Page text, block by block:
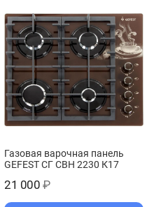
Газовая варочная панель
GEFEST СГ СВН 2230 К17
21 000 ₽